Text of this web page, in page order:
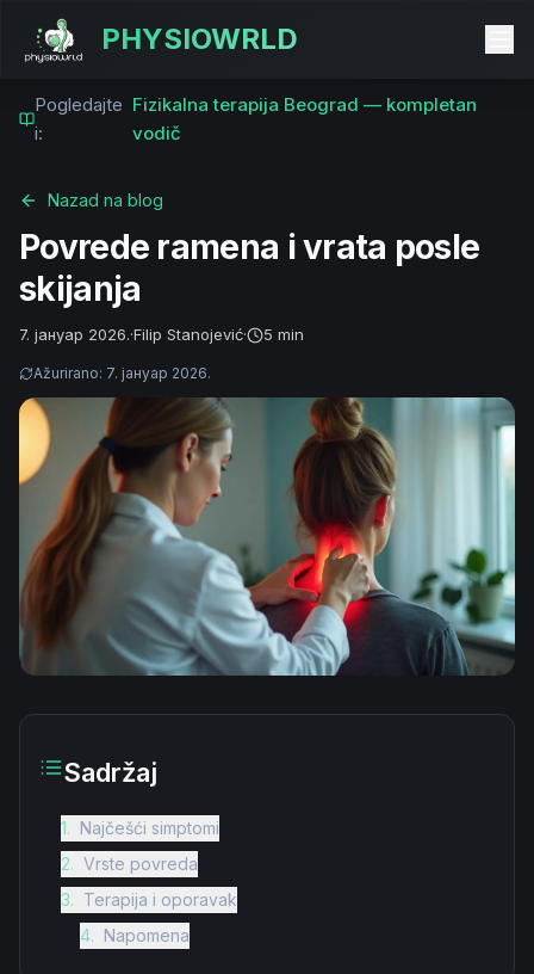
PHYSIOWRLD
Pogledajte
i:
Fizikalna terapija Beograd — kompletan
vodič
Nazad na blog
Povrede ramena i vrata posle
skijanja
7. јануар 2026.·Filip Stanojević· 5 min
Ažurirano: 7. јануар 2026.
Sadržaj
1. Najčešći simptomi
2. Vrste povreda
3. Terapija i oporavak
4. Napomena